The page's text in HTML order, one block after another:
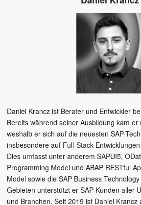
Daniel Krancz ist Berater und Entwickler
Bereits während seiner Ausbildung kam er
weshalb er sich auf die neuesten SAP-
insbesondere auf Full-Stack-
Dies umfasst unter anderem SAPUI5,
Programming Model und ABAP RESTful
Model sowie die SAP Business
Gebieten unterstützt er SAP-Kunden aller
und Branchen. Seit 2019 ist Daniel